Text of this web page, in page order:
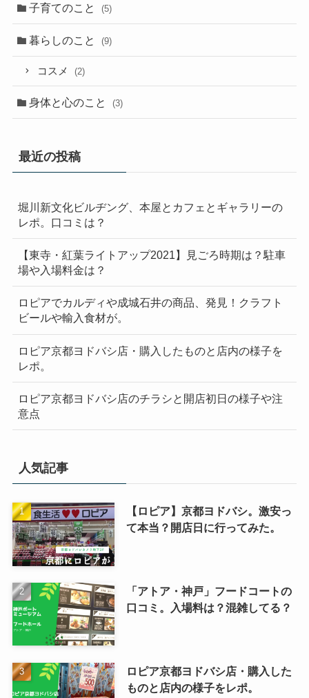
子育てのこと (5)
暮らしのこと (9)
コスメ (2)
身体と心のこと (3)
最近の投稿
堀川新文化ビルヂング、本屋とカフェとギャラリーの
レポ。口コミは？
【東寺・紅葉ライトアップ2021】見ごろ時期は？駐車
場や入場料金は？
ロピアでカルディや成城石井の商品、発見！クラフト
ビールや輸入食材が。
ロピア京都ヨドバシ店・購入したものと店内の様子を
レポ。
ロピア京都ヨドバシ店のチラシと開店初日の様子や注
意点
人気記事
【ロピア】京都ヨドバシ。激安っ
て本当？開店日に行ってみた。
「アトア・神戸」フードコートの
口コミ。入場料は？混雑してる？
ロピア京都ヨドバシ店・購入した
ものと店内の様子をレポ。